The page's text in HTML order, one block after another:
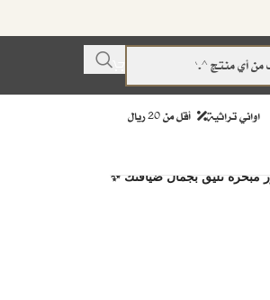
اواني تراثية أقل من 20 ريال
مبخرة تليق بجمال ضيافتك ✨